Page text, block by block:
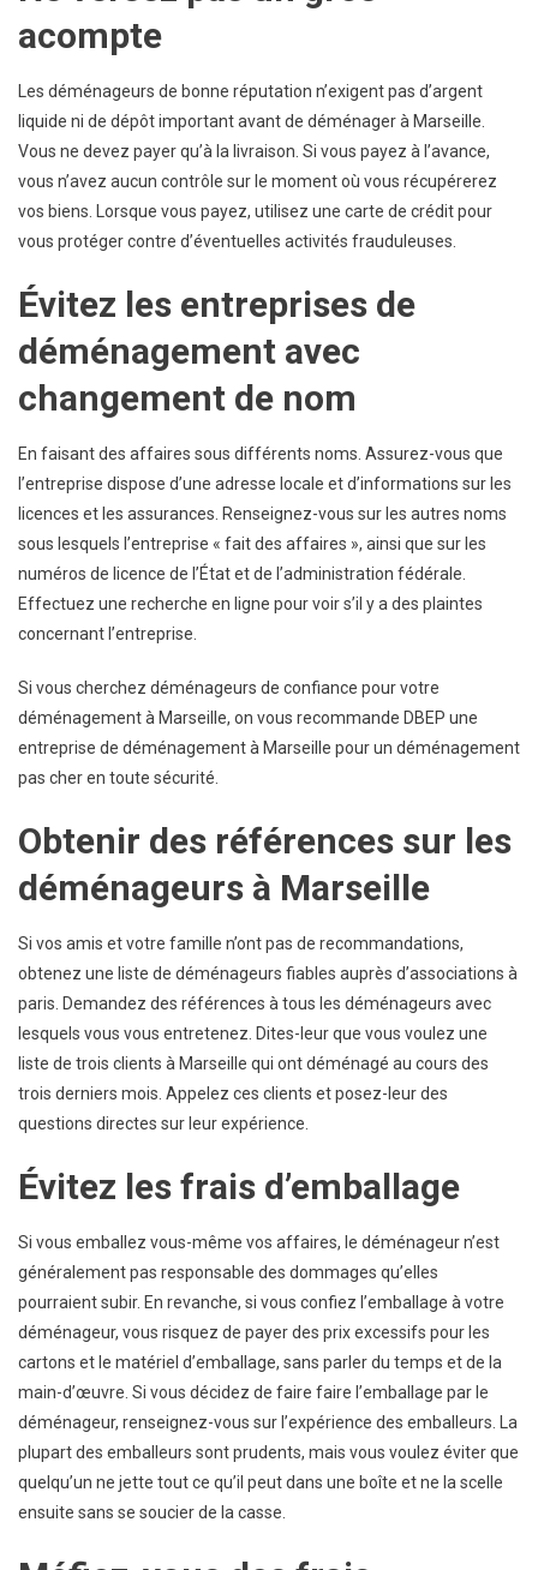
acompte
Les déménageurs de bonne réputation n’exigent pas d’argent
liquide ni de dépôt important avant de déménager à Marseille.
Vous ne devez payer qu’à la livraison. Si vous payez à l’avance,
vous n’avez aucun contrôle sur le moment où vous récupérerez
vos biens. Lorsque vous payez, utilisez une carte de crédit pour
vous protéger contre d’éventuelles activités frauduleuses.
Évitez les entreprises de
déménagement avec
changement de nom
En faisant des affaires sous différents noms. Assurez-vous que
l’entreprise dispose d’une adresse locale et d’informations sur les
licences et les assurances. Renseignez-vous sur les autres noms
sous lesquels l’entreprise « fait des affaires », ainsi que sur les
numéros de licence de l’État et de l’administration fédérale.
Effectuez une recherche en ligne pour voir s’il y a des plaintes
concernant l’entreprise.
Si vous cherchez déménageurs de confiance pour votre
déménagement à Marseille, on vous recommande DBEP une
entreprise de déménagement à Marseille pour un déménagement
pas cher en toute sécurité.
Obtenir des références sur les
déménageurs à Marseille
Si vos amis et votre famille n’ont pas de recommandations,
obtenez une liste de déménageurs fiables auprès d’associations à
paris. Demandez des références à tous les déménageurs avec
lesquels vous vous entretenez. Dites-leur que vous voulez une
liste de trois clients à Marseille qui ont déménagé au cours des
trois derniers mois. Appelez ces clients et posez-leur des
questions directes sur leur expérience.
Évitez les frais d’emballage
Si vous emballez vous-même vos affaires, le déménageur n’est
généralement pas responsable des dommages qu’elles
pourraient subir. En revanche, si vous confiez l’emballage à votre
déménageur, vous risquez de payer des prix excessifs pour les
cartons et le matériel d’emballage, sans parler du temps et de la
main-d’œuvre. Si vous décidez de faire faire l’emballage par le
déménageur, renseignez-vous sur l’expérience des emballeurs. La
plupart des emballeurs sont prudents, mais vous voulez éviter que
quelqu’un ne jette tout ce qu’il peut dans une boîte et ne la scelle
ensuite sans se soucier de la casse.